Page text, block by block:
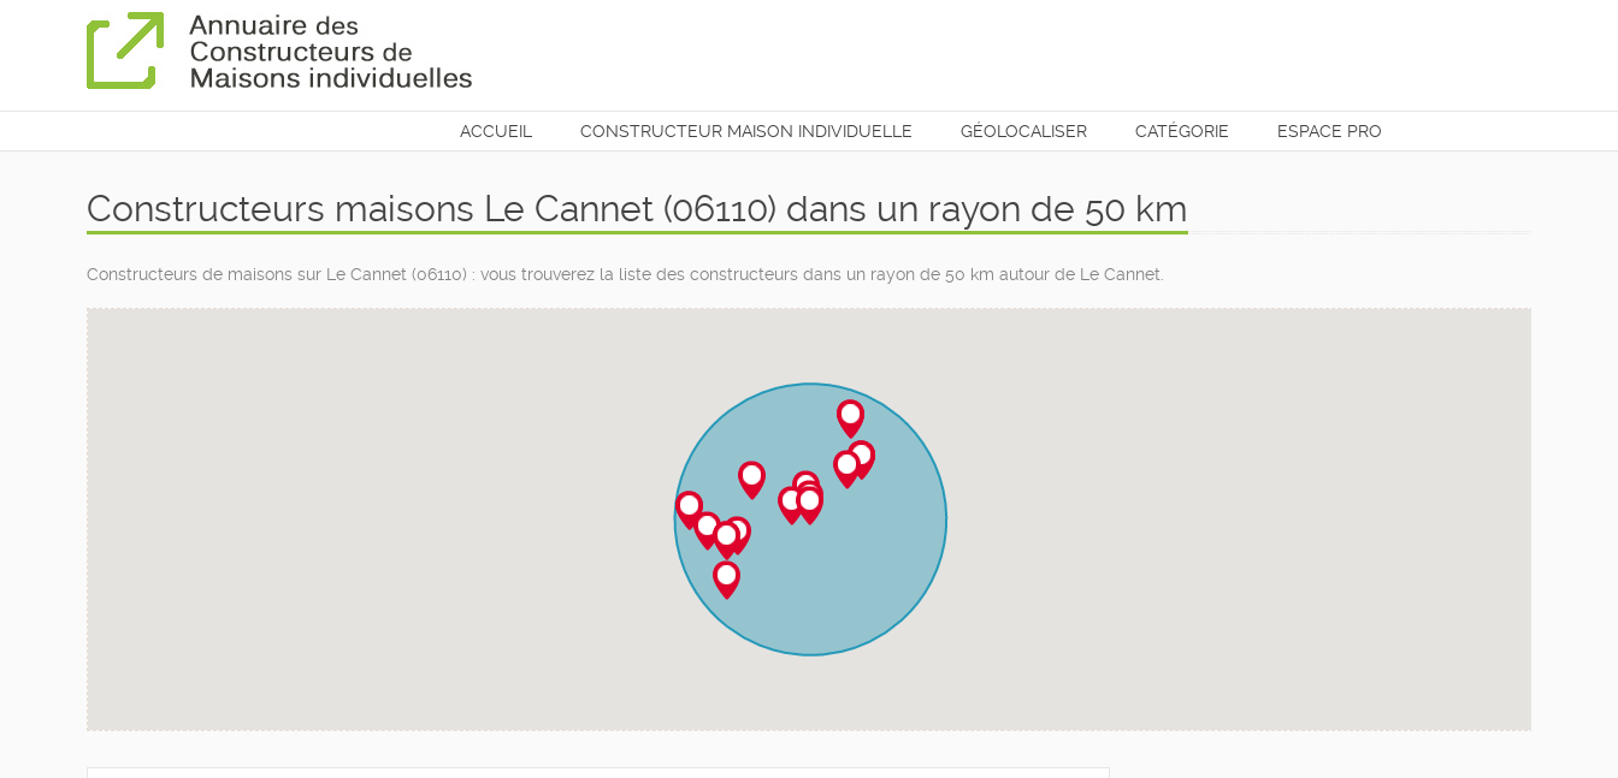
ACCUEIL CONSTRUCTEUR MAISON INDIVIDUELLE GÉOLOCALISER CATÉGORIE
ESPACE PRO
Constructeurs maisons Le Cannet (06110) dans un rayon de 50 km
Constructeurs de maisons sur Le Cannet (06110) : vous trouverez la liste des constructeurs dans un rayon de 50 km autour de Le Cannet.